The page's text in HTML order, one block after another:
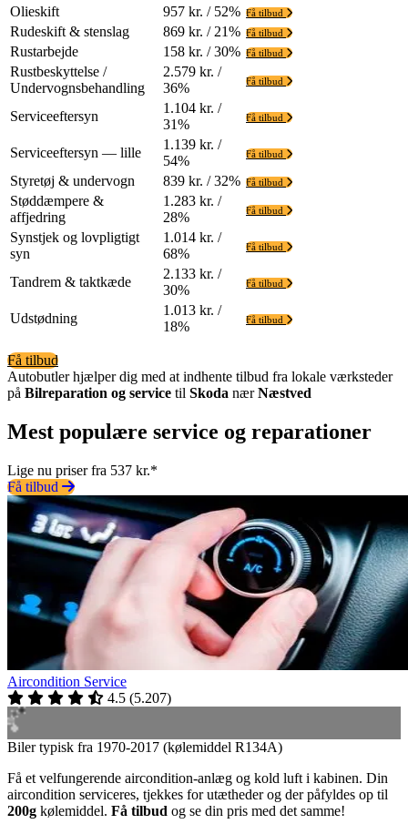
Olieskift 957 kr. / 52% Få tilbud
Rudeskift & stenslag 869 kr. / 21% Få tilbud
Rustarbejde 158 kr. / 30% Få tilbud
Rustbeskyttelse /
Undervognsbehandling
2.579 kr. /
36%
Få tilbud
Serviceeftersyn
1.104 kr. /
31%
Få tilbud
Serviceeftersyn — lille
1.139 kr. /
54%
Få tilbud
Styretøj & undervogn 839 kr. / 32% Få tilbud
Støddæmpere &
affjedring
1.283 kr. /
28%
Få tilbud
Synstjek og lovpligtigt
syn
1.014 kr. /
68%
Få tilbud
Tandrem & taktkæde
2.133 kr. /
30%
Få tilbud
Udstødning
1.013 kr. /
18%
Få tilbud
Få tilbud
Autobutler hjælper dig med at indhente tilbud fra lokale værksteder
på Bilreparation og service til Skoda nærNæstved
Mest populære service og reparationer
Lige nu priser fra 537 kr.*
Få tilbud
Aircondition Service
4.5 (5.207)
Biler typisk fra 1970-2017 (kølemiddel R134A)
Få et velfungerende aircondition-anlæg og kold luft i kabinen. Din
aircondition serviceres, tjekkes for utætheder og der påfyldes op til
200g kølemiddel. Få tilbud og se din pris med det samme!